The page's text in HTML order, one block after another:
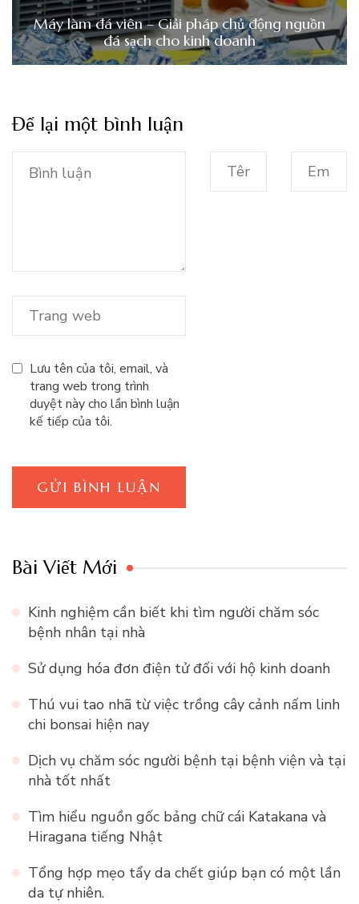
Máy làm đá viên – Giải pháp chủ động nguồn
đá sạch cho kinh doanh
Để lại một bình luận
Lưu tên của tôi, email, và
trang web trong trình
duyệt này cho lần bình luận
kế tiếp của tôi.
Bài Viết Mới
Kinh nghiệm cần biết khi tìm người chăm sóc
bệnh nhân tại nhà
Sử dụng hóa đơn điện tử đối với hộ kinh doanh
Thú vui tao nhã từ việc trồng cây cảnh nấm linh
chi bonsai hiện nay
Dịch vụ chăm sóc người bệnh tại bệnh viện và tại
nhà tốt nhất
Tìm hiểu nguồn gốc bảng chữ cái Katakana và
Hiragana tiếng Nhật
Tổng hợp mẹo tẩy da chết giúp bạn có một lần
da tự nhiên.